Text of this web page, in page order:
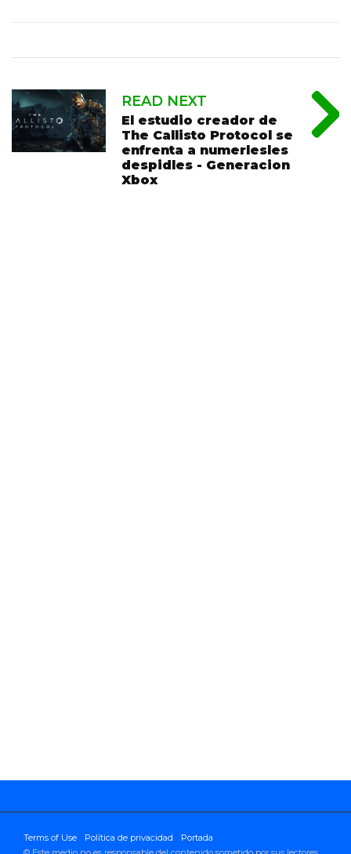
READ NEXT
El estudio creador de
The Callisto Protocol se
enfrenta a numerlesles
despidles - Generacion
Xbox
Terms of Use Política de privacidad
Portada